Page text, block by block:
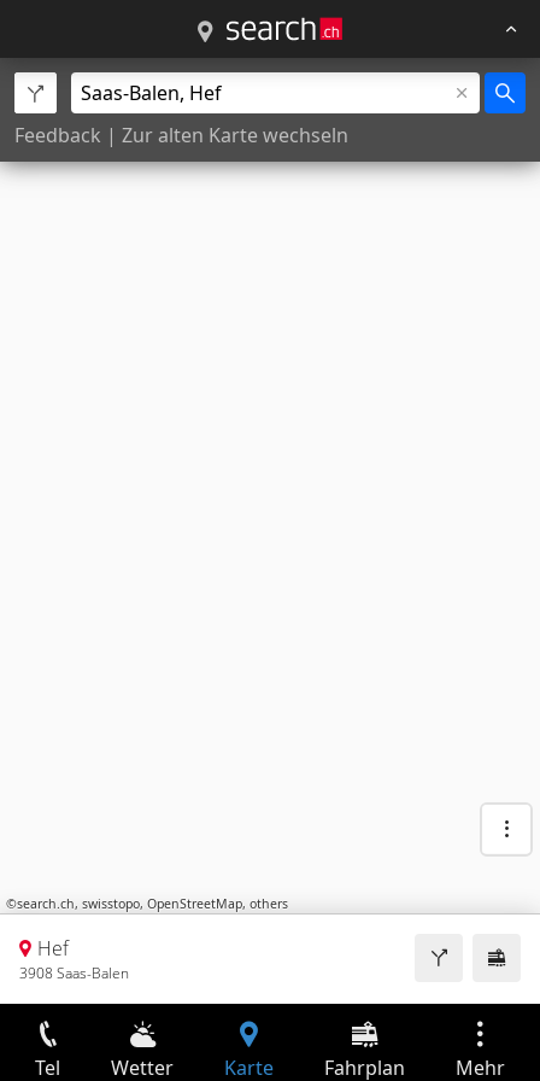
Feedback | Zur alten Karte wechseln
©search.ch, swisstopo, OpenStreetMap, others
Hef
3908 Saas-Balen
Tel Wetter Karte Fahrplan Mehr